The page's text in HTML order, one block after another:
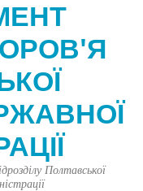
Полтавської